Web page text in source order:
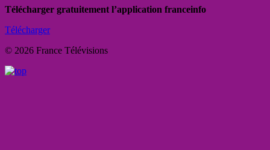
Télécharger gratuitement l’application franceinfo
Télécharger
© 2026 France Télévisions